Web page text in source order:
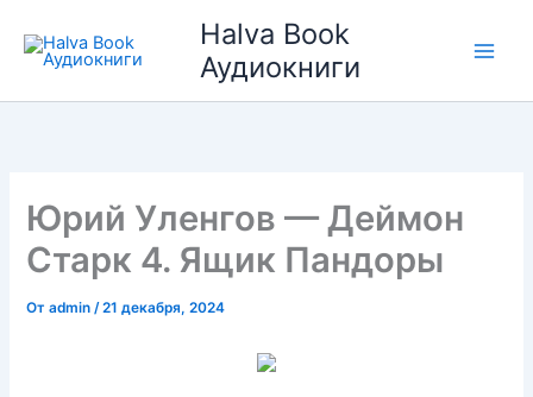
содержимому
Halva Book
Аудиокниги
Юрий Уленгов — Деймон
Старк 4. Ящик Пандоры
Отadmin/21 декабря, 2024